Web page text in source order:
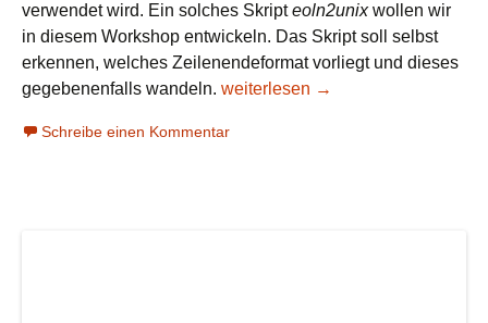
verwendet wird. Ein solches Skripteoln2unixwollen wir
in diesem Workshop entwickeln. Das Skript soll selbst
erkennen, welches Zeilenendeformat vorliegt und dieses
gegebenenfalls wandeln. eoln2unix – Textdateien ins Unix-
weiterlesen →
Schreibe einen Kommentar